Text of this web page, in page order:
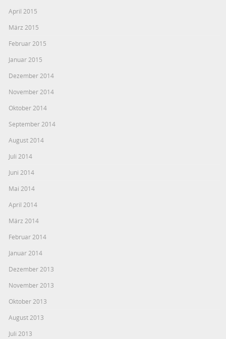
April 2015
März 2015
Februar 2015
Januar 2015
Dezember 2014
November 2014
Oktober 2014
September 2014
August 2014
Juli 2014
Juni 2014
Mai 2014
April 2014
März 2014
Februar 2014
Januar 2014
Dezember 2013
November 2013
Oktober 2013
August 2013
Juli 2013